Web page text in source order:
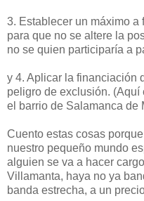
3. Establecer un máximo a
para que no se altere la
no se quien participaría a
y 4. Aplicar la financiación
peligro de exclusión. (Aquí
el barrio de Salamanca de
Cuento estas cosas
nuestro pequeño mundo
alguien se va a hacer
Villamanta, haya no ya
banda estrecha, a un